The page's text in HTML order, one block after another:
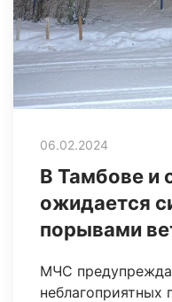
06.02.2024
В Тамбове и
ожидается
порывами
МЧС
неблагоприятных